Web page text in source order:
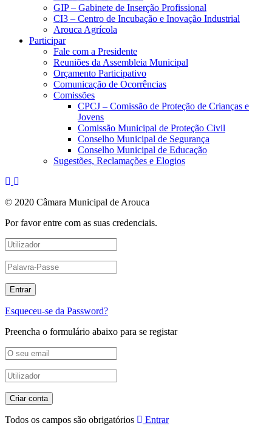
GIP – Gabinete de Inserção Profissional
CI3 – Centro de Incubação e Inovação Industrial
Arouca Agrícola
Participar
Fale com a Presidente
Reuniões da Assembleia Municipal
Orçamento Participativo
Comunicação de Ocorrências
Comissões
CPCJ – Comissão de Proteção de Crianças e
Jovens
Comissão Municipal de Proteção Civil
Conselho Municipal de Segurança
Conselho Municipal de Educação
Sugestões, Reclamações e Elogios
© 2020 Câmara Municipal de Arouca
Por favor entre com as suas credenciais.
Esqueceu-se da Password?
Preencha o formulário abaixo para se registar
Todos os campos são obrigatórios Entrar